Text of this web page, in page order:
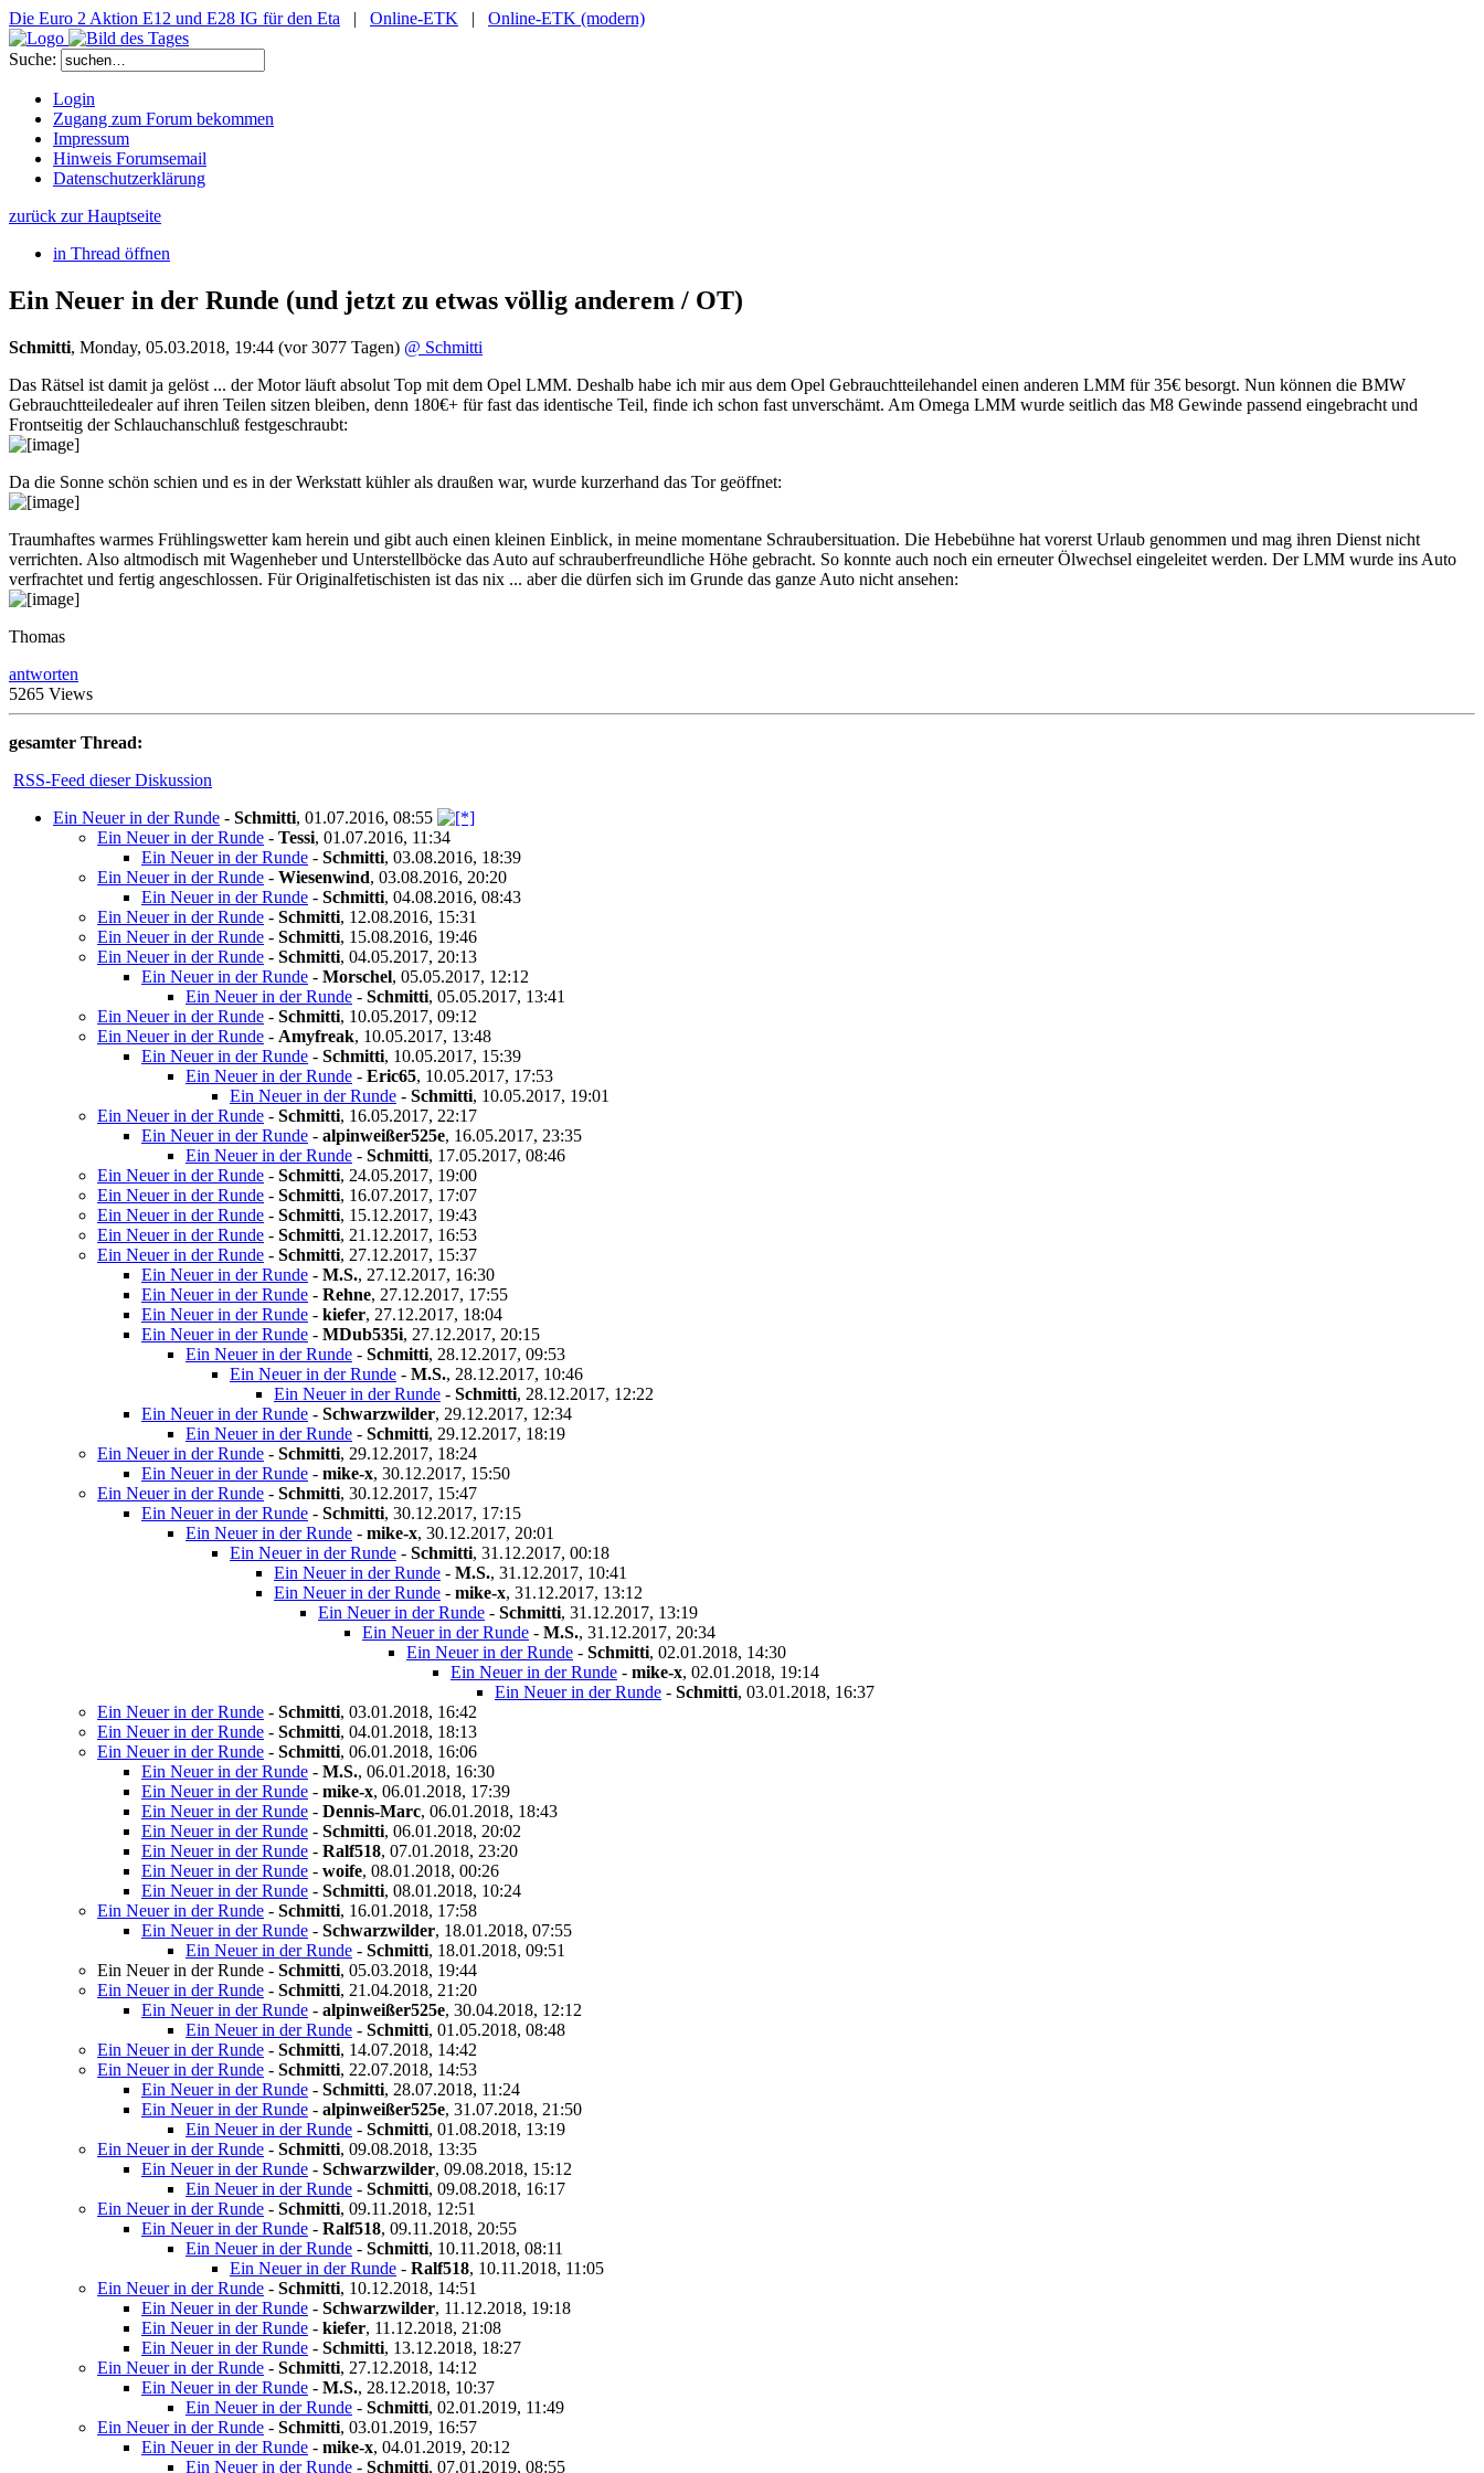
Die Euro 2 Aktion E12 und E28 IG für den Eta | Online-ETK | Online-ETK (modern)
Suche:
Login
Zugang zum Forum bekommen
Impressum
Hinweis Forumsemail
Datenschutzerklärung
zurück zur Hauptseite
in Thread öffnen
Ein Neuer in der Runde (und jetzt zu etwas völlig anderem / OT)
Schmitti, Monday, 05.03.2018, 19:44 (vor 3077 Tagen) @ Schmitti
Das Rätsel ist damit ja gelöst ... der Motor läuft absolut Top mit dem Opel LMM. Deshalb habe ich mir aus dem Opel Gebrauchtteilehandel einen anderen LMM für 35€ besorgt. Nun können die BMW
Gebrauchtteiledealer auf ihren Teilen sitzen bleiben, denn 180€+ für fast das identische Teil, finde ich schon fast unverschämt. Am Omega LMM wurde seitlich das M8 Gewinde passend eingebracht und
Frontseitig der Schlauchanschluß festgeschraubt:
Da die Sonne schön schien und es in der Werkstatt kühler als draußen war, wurde kurzerhand das Tor geöffnet:
Traumhaftes warmes Frühlingswetter kam herein und gibt auch einen kleinen Einblick, in meine momentane Schraubersituation. Die Hebebühne hat vorerst Urlaub genommen und mag ihren Dienst nicht
verrichten. Also altmodisch mit Wagenheber und Unterstellböcke das Auto auf schrauberfreundliche Höhe gebracht. So konnte auch noch ein erneuter Ölwechsel eingeleitet werden. Der LMM wurde ins Auto
verfrachtet und fertig angeschlossen. Für Originalfetischisten ist das nix ... aber die dürfen sich im Grunde das ganze Auto nicht ansehen:
Thomas
antworten
5265 Views
gesamter Thread:
RSS-Feed dieser Diskussion
Ein Neuer in der Runde - Schmitti, 01.07.2016, 08:55
Ein Neuer in der Runde - Tessi, 01.07.2016, 11:34
Ein Neuer in der Runde - Schmitti, 03.08.2016, 18:39
Ein Neuer in der Runde - Wiesenwind, 03.08.2016, 20:20
Ein Neuer in der Runde - Schmitti, 04.08.2016, 08:43
Ein Neuer in der Runde - Schmitti, 12.08.2016, 15:31
Ein Neuer in der Runde - Schmitti, 15.08.2016, 19:46
Ein Neuer in der Runde - Schmitti, 04.05.2017, 20:13
Ein Neuer in der Runde - Morschel, 05.05.2017, 12:12
Ein Neuer in der Runde - Schmitti, 05.05.2017, 13:41
Ein Neuer in der Runde - Schmitti, 10.05.2017, 09:12
Ein Neuer in der Runde - Amyfreak, 10.05.2017, 13:48
Ein Neuer in der Runde - Schmitti, 10.05.2017, 15:39
Ein Neuer in der Runde - Eric65, 10.05.2017, 17:53
Ein Neuer in der Runde - Schmitti, 10.05.2017, 19:01
Ein Neuer in der Runde - Schmitti, 16.05.2017, 22:17
Ein Neuer in der Runde - alpinweißer525e, 16.05.2017, 23:35
Ein Neuer in der Runde - Schmitti, 17.05.2017, 08:46
Ein Neuer in der Runde - Schmitti, 24.05.2017, 19:00
Ein Neuer in der Runde - Schmitti, 16.07.2017, 17:07
Ein Neuer in der Runde - Schmitti, 15.12.2017, 19:43
Ein Neuer in der Runde - Schmitti, 21.12.2017, 16:53
Ein Neuer in der Runde - Schmitti, 27.12.2017, 15:37
Ein Neuer in der Runde - M.S., 27.12.2017, 16:30
Ein Neuer in der Runde - Rehne, 27.12.2017, 17:55
Ein Neuer in der Runde - kiefer, 27.12.2017, 18:04
Ein Neuer in der Runde - MDub535i, 27.12.2017, 20:15
Ein Neuer in der Runde - Schmitti, 28.12.2017, 09:53
Ein Neuer in der Runde - M.S., 28.12.2017, 10:46
Ein Neuer in der Runde - Schmitti, 28.12.2017, 12:22
Ein Neuer in der Runde - Schwarzwilder, 29.12.2017, 12:34
Ein Neuer in der Runde - Schmitti, 29.12.2017, 18:19
Ein Neuer in der Runde - Schmitti, 29.12.2017, 18:24
Ein Neuer in der Runde - mike-x, 30.12.2017, 15:50
Ein Neuer in der Runde - Schmitti, 30.12.2017, 15:47
Ein Neuer in der Runde - Schmitti, 30.12.2017, 17:15
Ein Neuer in der Runde - mike-x, 30.12.2017, 20:01
Ein Neuer in der Runde - Schmitti, 31.12.2017, 00:18
Ein Neuer in der Runde - M.S., 31.12.2017, 10:41
Ein Neuer in der Runde - mike-x, 31.12.2017, 13:12
Ein Neuer in der Runde - Schmitti, 31.12.2017, 13:19
Ein Neuer in der Runde - M.S., 31.12.2017, 20:34
Ein Neuer in der Runde - Schmitti, 02.01.2018, 14:30
Ein Neuer in der Runde - mike-x, 02.01.2018, 19:14
Ein Neuer in der Runde - Schmitti, 03.01.2018, 16:37
Ein Neuer in der Runde - Schmitti, 03.01.2018, 16:42
Ein Neuer in der Runde - Schmitti, 04.01.2018, 18:13
Ein Neuer in der Runde - Schmitti, 06.01.2018, 16:06
Ein Neuer in der Runde - M.S., 06.01.2018, 16:30
Ein Neuer in der Runde - mike-x, 06.01.2018, 17:39
Ein Neuer in der Runde - Dennis-Marc, 06.01.2018, 18:43
Ein Neuer in der Runde - Schmitti, 06.01.2018, 20:02
Ein Neuer in der Runde - Ralf518, 07.01.2018, 23:20
Ein Neuer in der Runde - woife, 08.01.2018, 00:26
Ein Neuer in der Runde - Schmitti, 08.01.2018, 10:24
Ein Neuer in der Runde - Schmitti, 16.01.2018, 17:58
Ein Neuer in der Runde - Schwarzwilder, 18.01.2018, 07:55
Ein Neuer in der Runde - Schmitti, 18.01.2018, 09:51
Ein Neuer in der Runde - Schmitti, 05.03.2018, 19:44
Ein Neuer in der Runde - Schmitti, 21.04.2018, 21:20
Ein Neuer in der Runde - alpinweißer525e, 30.04.2018, 12:12
Ein Neuer in der Runde - Schmitti, 01.05.2018, 08:48
Ein Neuer in der Runde - Schmitti, 14.07.2018, 14:42
Ein Neuer in der Runde - Schmitti, 22.07.2018, 14:53
Ein Neuer in der Runde - Schmitti, 28.07.2018, 11:24
Ein Neuer in der Runde - alpinweißer525e, 31.07.2018, 21:50
Ein Neuer in der Runde - Schmitti, 01.08.2018, 13:19
Ein Neuer in der Runde - Schmitti, 09.08.2018, 13:35
Ein Neuer in der Runde - Schwarzwilder, 09.08.2018, 15:12
Ein Neuer in der Runde - Schmitti, 09.08.2018, 16:17
Ein Neuer in der Runde - Schmitti, 09.11.2018, 12:51
Ein Neuer in der Runde - Ralf518, 09.11.2018, 20:55
Ein Neuer in der Runde - Schmitti, 10.11.2018, 08:11
Ein Neuer in der Runde - Ralf518, 10.11.2018, 11:05
Ein Neuer in der Runde - Schmitti, 10.12.2018, 14:51
Ein Neuer in der Runde - Schwarzwilder, 11.12.2018, 19:18
Ein Neuer in der Runde - kiefer, 11.12.2018, 21:08
Ein Neuer in der Runde - Schmitti, 13.12.2018, 18:27
Ein Neuer in der Runde - Schmitti, 27.12.2018, 14:12
Ein Neuer in der Runde - M.S., 28.12.2018, 10:37
Ein Neuer in der Runde - Schmitti, 02.01.2019, 11:49
Ein Neuer in der Runde - Schmitti, 03.01.2019, 16:57
Ein Neuer in der Runde - mike-x, 04.01.2019, 20:12
Ein Neuer in der Runde - Schmitti, 07.01.2019, 08:55